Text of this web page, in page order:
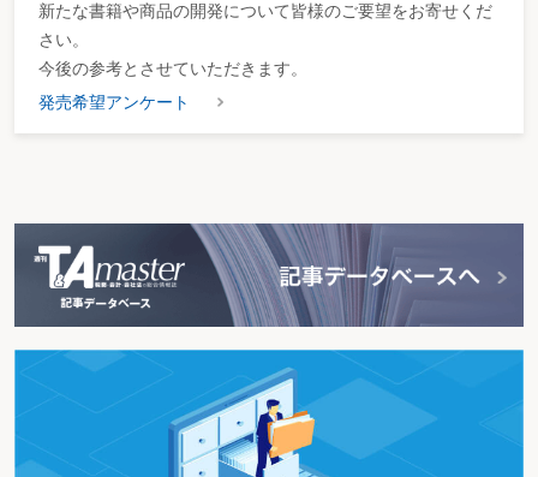
新たな書籍や商品の開発について皆様のご要望をお寄せくだ
さい。
今後の参考とさせていただきます。
発売希望アンケート